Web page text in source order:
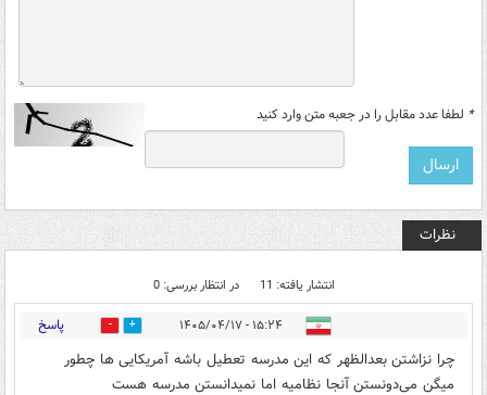
* لطفا عدد مقابل را در جعبه متن وارد کنید
نظرات
انتشار یافته: 11 در انتظار بررسی: 0
۱۵:۲۴ - ۱۴۰۵/۰۴/۱۷ 16 پاسخ
چرا نزاشتن بعدالظهر که این مدرسه تعطیل باشه آمریکایی ها چطور
میگن می‌دونستن آنجا نظامیه اما نمیدانستن مدرسه هست